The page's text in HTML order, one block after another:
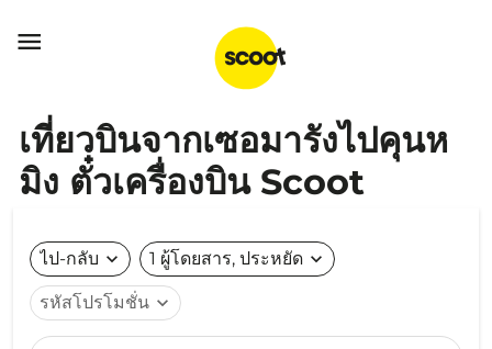

เที่ยวบินจากเซอมารังไปคุนห
มิง ตั๋วเครื่องบิน Scoot
ไป-กลับ expand_more 1 ผู้โดยสาร, ประหยัด expand_more
รหัสโปรโมชั่น expand_more